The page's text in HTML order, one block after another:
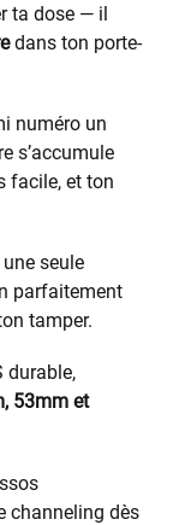
ta dose — il
dans ton porte-
numéro un
s’accumule
facile, et ton
seule
parfaitement
tamper.
durable,
53mm et
channeling dès